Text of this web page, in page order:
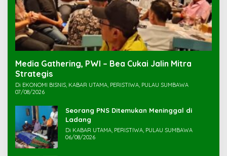
Media Gathering, PWI – Bea Cukai Jalin Mitra
Strategis
Di EKONOMI BISNIS, KABAR UTAMA, PERISTIWA, PULAU SUMBAWA
07/08/2026
Seorang PNS Ditemukan Meninggal di
Ladang
Di KABAR UTAMA, PERISTIWA, PULAU SUMBAWA
06/08/2026